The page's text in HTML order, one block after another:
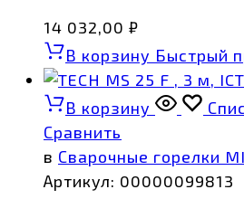
14 032,00 ₽
В корзину Быстрый
В корзину
Сравнить
в Сварочные горелки
Артикул: 00000099813